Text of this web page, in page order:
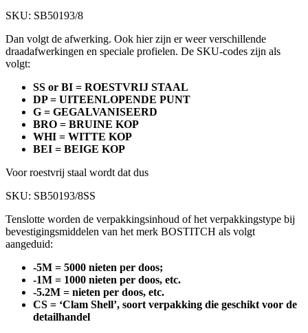
SKU: SB50193/8
Dan volgt de afwerking. Ook hier zijn er weer verschillende
draadafwerkingen en speciale profielen. De SKU-codes zijn als
volgt:
SS or BI = ROESTVRIJ STAAL
DP = UITEENLOPENDE PUNT
G = GEGALVANISEERD
BRO = BRUINE KOP
WHI = WITTE KOP
BEI = BEIGE KOP
Voor roestvrij staal wordt dat dus
SKU: SB50193/8SS
Tenslotte worden de verpakkingsinhoud of het verpakkingstype bij
bevestigingsmiddelen van het merk BOSTITCH als volgt
aangeduid:
-5M = 5000 nieten per doos;
-1M = 1000 nieten per doos, etc.
-5.2M = nieten per doos, etc.
CS = ‘Clam Shell’, soort verpakking die geschikt voor de
detailhandel